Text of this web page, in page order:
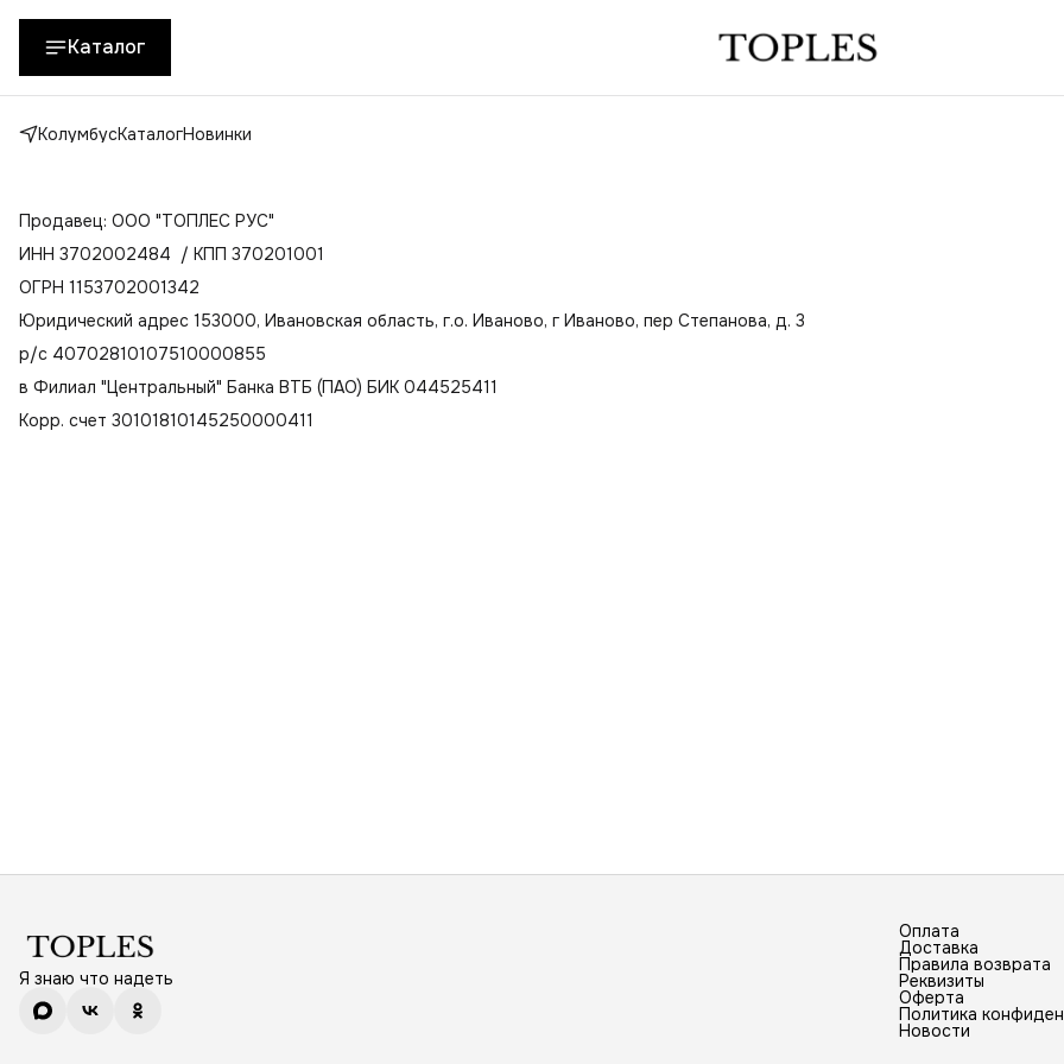
Каталог
КолумбусКаталогНовинки
Продавец: ООО "ТОПЛЕС РУС"
ИНН 3702002484 / КПП 370201001
ОГРН 1153702001342
Юридический адрес 153000, Ивановская область, г.о. Иваново, г Иваново, пер Степанова, д. 3
р/с 40702810107510000855
в Филиал "Центральный" Банка ВТБ (ПАО) БИК 044525411
Корр. счет 30101810145250000411
Я знаю что надеть
Оплата
Доставка
Правила возврата
Реквизиты
Оферта
Политика
Новости